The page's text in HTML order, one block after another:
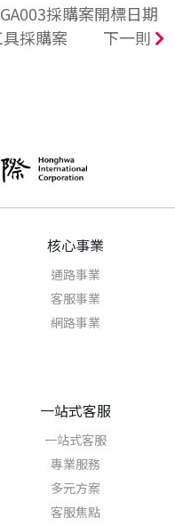
採購案開標日期
採購案
下一則
核心事業
通路事業
客服事業
網路事業
一站式客服
一站式客服
專業服務
多元方案
客服焦點